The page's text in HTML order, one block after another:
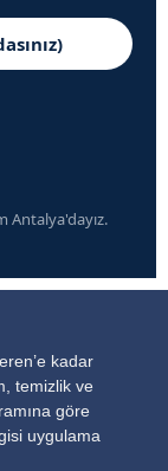
Antalya'dayız.
kadar
temizlik ve
göre
uygulama